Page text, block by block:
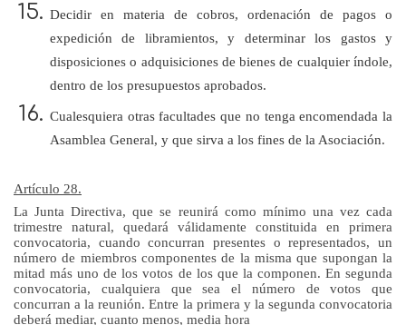
Decidir en materia de cobros, ordenación de pagos o
expedición de libramientos, y determinar los gastos y
disposiciones o adquisiciones de bienes de cualquier índole,
dentro de los presupuestos aprobados.
Cualesquiera otras facultades que no tenga encomendada la
Asamblea General, y que sirva a los fines de la Asociación.
Artículo 28.
La Junta Directiva, que se reunirá como mínimo una vez cada
trimestre natural, quedará válidamente constituida en primera
convocatoria, cuando concurran presentes o representados, un
número de miembros componentes de la misma que supongan la
mitad más uno de los votos de los que la componen. En segunda
convocatoria, cualquiera que sea el número de votos que
concurran ala reunión. Entre la primera y la segunda convocatoria
deberá mediar, cuanto menos, media hora